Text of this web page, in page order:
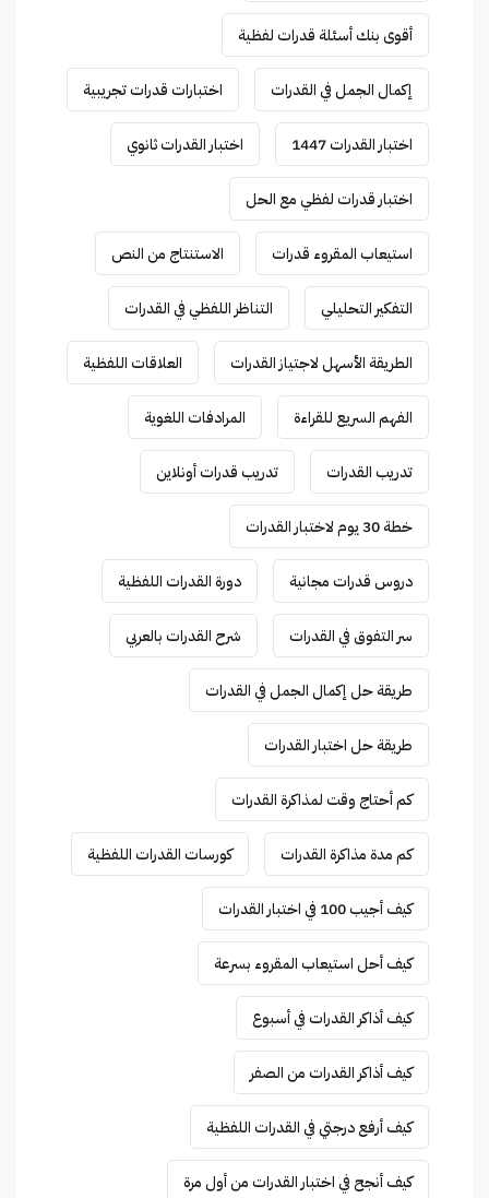
أقوى بنك أسئلة قدرات لفظية
إكمال الجمل في القدرات اختبارات قدرات تجريبية
اختبار القدرات 1447 اختبار القدرات ثانوي
اختبار قدرات لفظي مع الحل
استيعاب المقروء قدرات الاستنتاج من النص
التفكير التحليلي التناظر اللفظي في القدرات
الطريقة الأسهل لاجتياز القدرات العلاقات اللفظية
الفهم السريع للقراءة المرادفات اللغوية
تدريب القدرات تدريب قدرات أونلاين
خطة 30 يوم لاختبار القدرات
دروس قدرات مجانية دورة القدرات اللفظية
سر التفوق في القدرات شرح القدرات بالعربي
طريقة حل إكمال الجمل في القدرات
طريقة حل اختبار القدرات
كم أحتاج وقت لمذاكرة القدرات
كم مدة مذاكرة القدرات كورسات القدرات اللفظية
كيف أجيب 100 في اختبار القدرات
كيف أحل استيعاب المقروء بسرعة
كيف أذاكر القدرات في أسبوع
كيف أذاكر القدرات من الصفر
كيف أرفع درجتي في القدرات اللفظية
كيف أنجح في اختبار القدرات من أول مرة